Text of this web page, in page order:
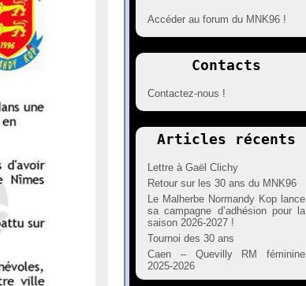
Accéder au forum du MNK96 !
Contacts
Contactez-nous !
Articles récents
Lettre à Gaël Clichy
Retour sur les 30 ans du MNK96
Le Malherbe Normandy Kop lance
sa campagne d’adhésion pour la
saison 2026-2027 !
Tournoi des 30 ans
Caen – Quevilly RM féminine
2025-2026